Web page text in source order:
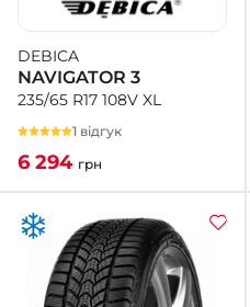
DEBICA
NAVIGATOR 3
235/65 R17 108V XL
1 відгук
6 294 грн